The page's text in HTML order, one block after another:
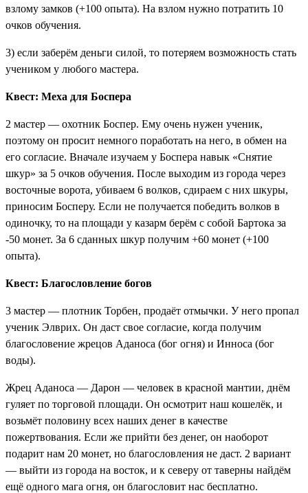
взлому замков (+100 опыта). На взлом нужно потратить 10
очков обучения.
3) если заберём деньги силой, то потеряем возможность стать
учеником у любого мастера.
Квест: Меха для Боспера
2 мастер — охотник Боспер. Ему очень нужен ученик,
поэтому он просит немного поработать на него, в обмен на
его согласие. Вначале изучаем у Боспера навык «Снятие
шкур» за 5 очков обучения. После выходим из города через
восточные ворота, убиваем 6 волков, сдираем с них шкуры,
приносим Босперу. Если не получается победить волков в
одиночку, то на площади у казарм берём с собой Бартока за
-50 монет. За 6 сданных шкур получим +60 монет (+100
опыта).
Квест: Благословление богов
3 мастер — плотник Торбен, продаёт отмычки. У него пропал
ученик Элврих. Он даст свое согласие, когда получим
благословение жрецов Аданоса (бог огня) и Инноса (бог
воды).
Жрец Аданоса — Дарон — человек в красной мантии, днём
гуляет по торговой площади. Он осмотрит наш кошелёк, и
возьмёт половину всех наших денег в качестве
пожертвования. Если же прийти без денег, он наоборот
подарит нам 20 монет, но благословления не даст. 2 вариант
— выйти из города на восток, и к северу от таверны найдём
ещё одного мага огня, он благословит нас бесплатно.